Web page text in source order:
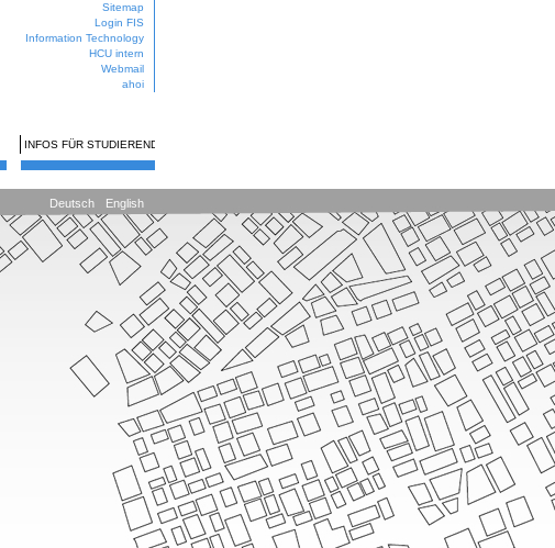
Sitemap
Login FIS
Information Technology
HCU intern
Webmail
ahoi
INFOS FÜR STUDIERENDE
Deutsch English